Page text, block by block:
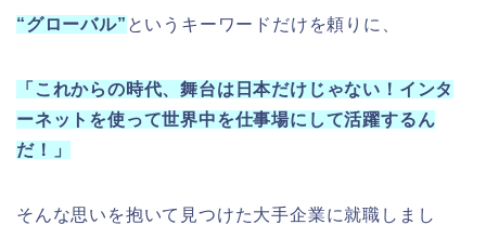
“グローバル” というキーワードだけを頼りに、
「これからの時代、舞台は日本だけじゃない！インタ
ーネットを使って世界中を仕事場にして活躍するん
だ！」
そんな思いを抱いて見つけた大手企業に就職しまし